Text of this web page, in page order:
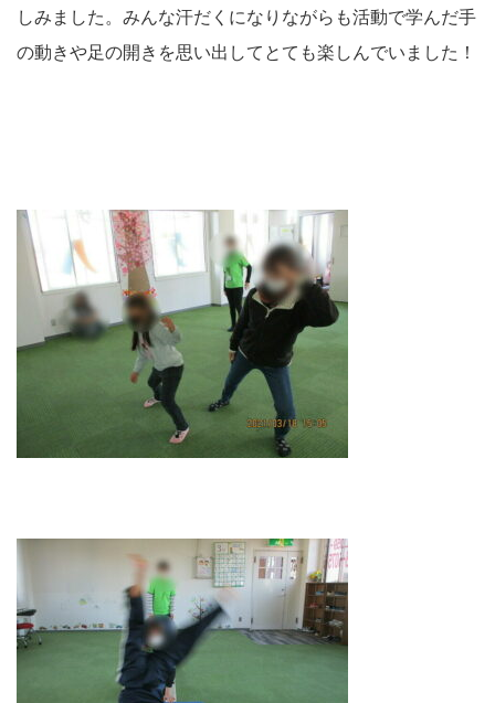
しみました。みんな汗だくになりながらも活動で学んだ手
の動きや足の開きを思い出してとても楽しんでいました！